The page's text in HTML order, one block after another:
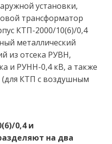
установки,
трансформатор
КТП-2000/10(6)/0,4
металлический
из отсека РУВН,
и РУНН-0,4 кВ, а также
КТП с воздушным
0,4 и
на два